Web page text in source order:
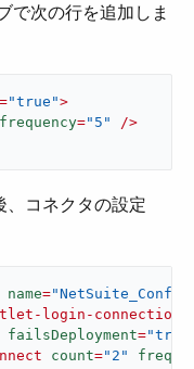
で次の行を追加しま
="true">
frequency="5"
/>
、コネクタの設定
name=
login-connection
failsDeployment=
count="2"